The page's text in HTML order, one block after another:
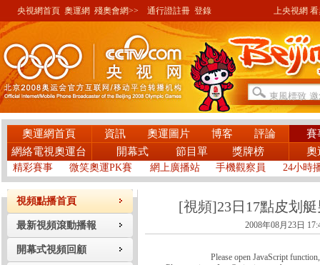
央視網首頁 奧運網 殘奧會網>> 通行證註冊 登錄 上央視網 看奧
奧運網首頁 資訊 奧運圖片 博客 評論
賽
網絡電視奧運台
開幕式 節目單 獎牌榜 奧
精彩賽事 微笑奧運PK賽 網上廣播站 手機觀察員 24小時
視頻點播首頁
最新視頻滾動播報
開幕式視頻回顧
[視頻]23日17點皮划
2008年08月23日
Please open JavaScript